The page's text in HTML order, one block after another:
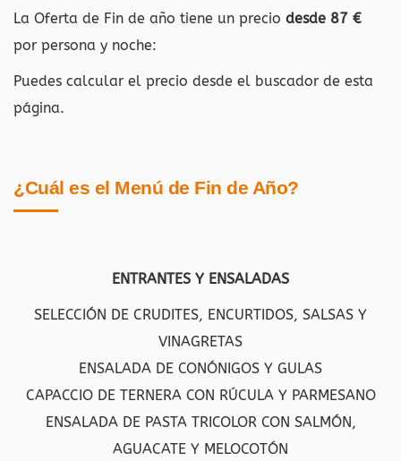
La Oferta de Fin de año tiene un precio desde 87 €
por persona y noche:
Puedes calcular el precio desde el buscador de esta
página.
¿Cuál es el Menú de Fin de Año?
ENTRANTES Y ENSALADAS
SELECCIÓN DE CRUDITES, ENCURTIDOS, SALSAS Y
VINAGRETAS
ENSALADA DE CONÓNIGOS Y GULAS
CAPACCIO DE TERNERA CON RÚCULA Y PARMESANO
ENSALADA DE PASTA TRICOLOR CON SALMÓN,
AGUACATE Y MELOCOTÓN